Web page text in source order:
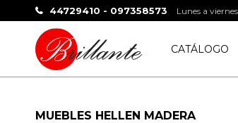
CATÁLOGO
44729410 - 097358573 Lunes a
MUEBLES HELLEN MADERA